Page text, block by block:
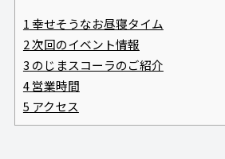
1幸せそうなお昼寝タイム
2次回のイベント情報
3 のじまスコーラのご紹介
4営業時間
5 アクセス